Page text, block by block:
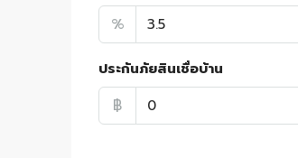
%
ประกันภัยสินเชื่อบ้าน
฿